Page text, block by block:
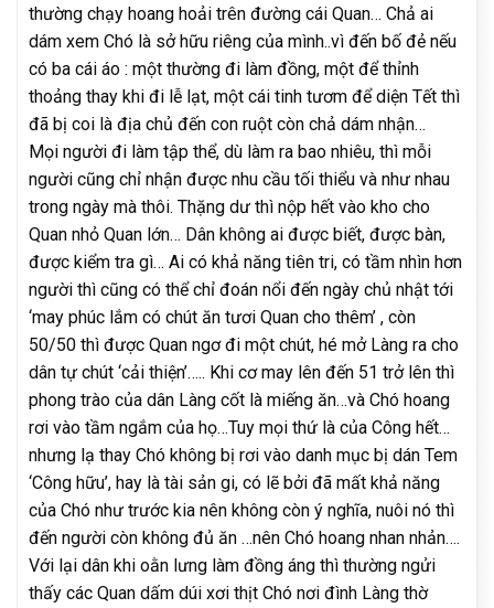
thường chạy hoang hoải trên đường cái Quan… Chả ai
dám xem Chó là sở hữu riêng của mình..vì đến bố đẻ nếu
có ba cái áo : một thường đi làm đồng, một để thỉnh
thoảng thay khi đi lễ lạt, một cái tinh tươm để diện Tết thì
đã bị coi là địa chủ đến con ruột còn chả dám nhận…
Mọi người đi làm tập thể, dù làm ra bao nhiêu, thì mỗi
người cũng chỉ nhận được nhu cầu tối thiểu và như nhau
trong ngày mà thôi. Thặng dư thì nộp hết vào kho cho
Quan nhỏ Quan lớn… Dân không ai được biết, được bàn,
được kiểm tra gì… Ai có khả năng tiên tri, có tầm nhìn hơn
người thì cũng có thể chỉ đoán nổi đến ngày chủ nhật tới
‘may phúc lắm có chút ăn tươi Quan cho thêm’ , còn
50/50 thì được Quan ngơ đi một chút, hé mở Làng ra cho
dân tự chút ‘cải thiện’….. Khi cơ may lên đến 51 trở lên thì
phong trào của dân Làng cốt là miếng ăn…và Chó hoang
rơi vào tầm ngắm của họ…Tuy mọi thứ là của Công hết…
nhưng lạ thay Chó không bị rơi vào danh mục bị dán Tem
‘Công hữu’, hay là tài sản gi, có lẽ bởi đã mất khả năng
của Chó như trước kia nên không còn ý nghĩa, nuôi nó thì
đến người còn không đủ ăn …nên Chó hoang nhan nhản….
Với lại dân khi oằn lưng làm đồng áng thì thường ngửi
thấy các Quan dấm dúi xơi thịt Chó nơi đình Làng thờ